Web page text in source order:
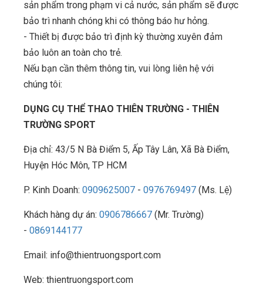
sản phẩm trong phạm vi cả nước, sản phẩm sẽ được
bảo trì nhanh chóng khi có thông báo hư hỏng.
- Thiết bị được bảo trì định kỳ thường xuyên đảm
bảo luôn an toàn cho trẻ.
Nếu bạn cần thêm thông tin, vui lòng liên hệ với
chúng tôi:
DỤNG CỤ THỂ THAO THIÊN TRƯỜNG - THIÊN
TRƯỜNG SPORT
Địa chỉ: 43/5 N Bà Điểm 5, Ấp Tây Lân, Xã Bà Điểm,
Huyện Hóc Môn, TP HCM
P. Kinh Doanh: 0909625007 - 0976769497 (Ms. Lệ)
Khách hàng dự án: 0906786667 (Mr. Trường)
- 0869144177
Email: info@thientruongsport.com
Web: thientruongsport.com